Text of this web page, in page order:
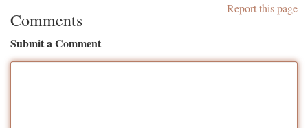
Report this page
Comments
Submit a Comment